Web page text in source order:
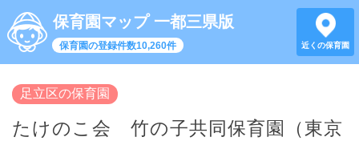
保育園マップ 一都三県版
保育園の登録件数10,260件 近くの保育園
足立区の保育園
たけのこ会 竹の子共同保育園（東京